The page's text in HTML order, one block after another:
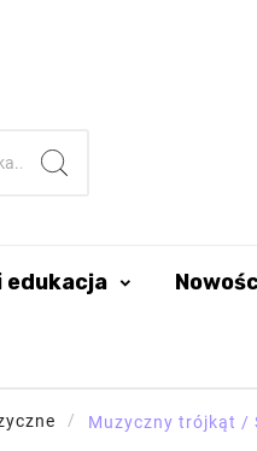
edukacja
Muzyczny trójkąt /